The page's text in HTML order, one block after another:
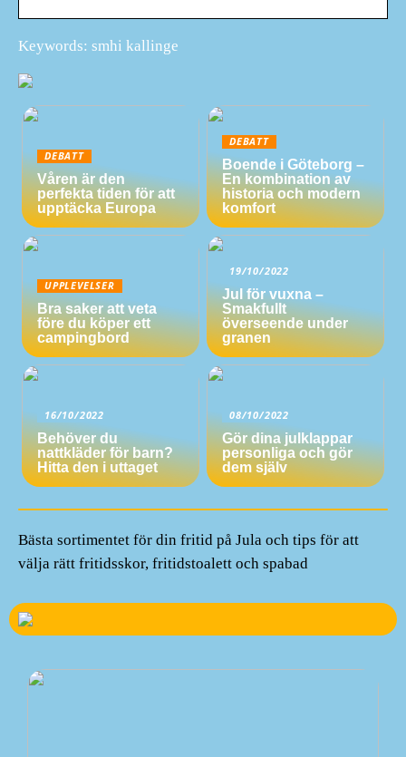
Keywords: smhi kallinge
DEBATT
Våren är den
perfekta tiden för att
upptäcka Europa
DEBATT
Boende i Göteborg –
En kombination av
historia och modern
komfort
UPPLEVELSER
Bra saker att veta
före du köper ett
campingbord
19/10/2022
Jul för vuxna –
Smakfullt
överseende under
granen
16/10/2022
Behöver du
nattkläder för barn?
Hitta den i uttaget
08/10/2022
Gör dina julklappar
personliga och gör
dem själv
Bästa sortimentet för din fritid på Jula och tips för att
välja rätt fritidsskor, fritidstoalett och spabad